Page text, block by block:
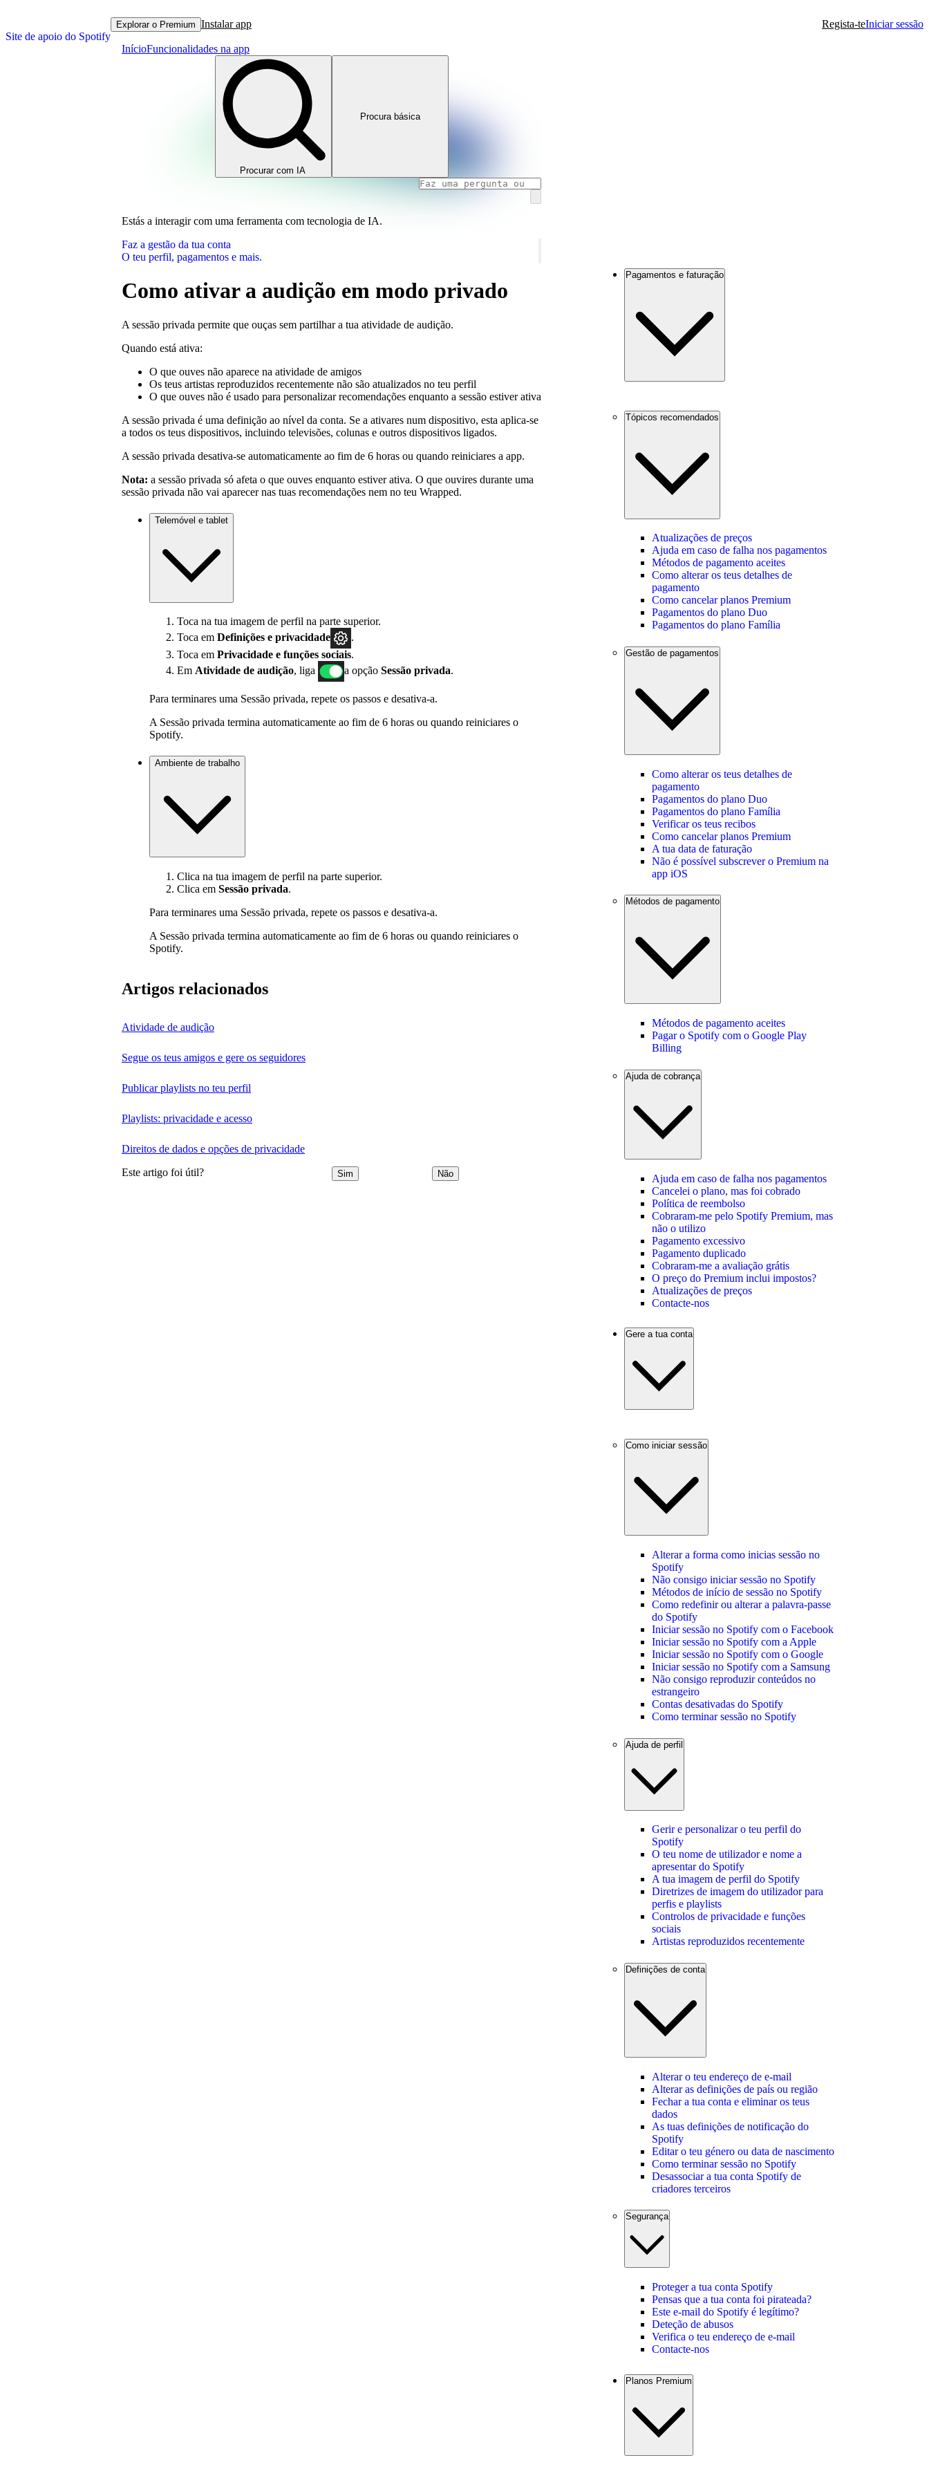
Site de apoio do Spotify
Explorar o Premium Instalar app Regista-teIniciar sessão
InícioFuncionalidades na app
Procurar com IA
Procura básica
Estás a interagir com uma ferramenta com tecnologia de IA.
Faz a gestão da tua conta
O teu perfil, pagamentos e mais.
Como ativar a audição em modo privado
A sessão privada permite que ouças sem partilhar a tua atividade de audição.
Quando está ativa:
O que ouves não aparece na atividade de amigos
Os teus artistas reproduzidos recentemente não são atualizados no teu perfil
O que ouves não é usado para personalizar recomendações enquanto a sessão estiver ativa
A sessão privada é uma definição ao nível da conta. Se a ativares num dispositivo, esta aplica-se
a todos os teus dispositivos, incluindo televisões, colunas e outros dispositivos ligados.
A sessão privada desativa-se automaticamente ao fim de 6 horas ou quando reiniciares a app.
Nota: a sessão privada só afeta o que ouves enquanto estiver ativa. O que ouvires durante uma
sessão privada não vai aparecer nas tuas recomendações nem no teu Wrapped.
Telemóvel e tablet
Toca na tua imagem de perfil na parte superior.
Toca em Definições e privacidade
.
Toca em Privacidade e funções sociais.
Em Atividade de audição, liga a opção Sessão privada.
Para terminares uma Sessão privada, repete os passos e desativa-a.
A Sessão privada termina automaticamente ao fim de 6 horas ou quando reiniciares o
Spotify.
Ambiente de trabalho
Clica na tua imagem de perfil na parte superior.
Clica em Sessão privada.
Para terminares uma Sessão privada, repete os passos e desativa-a.
A Sessão privada termina automaticamente ao fim de 6 horas ou quando reiniciares o
Spotify.
Artigos relacionados
Atividade de audição
Segue os teus amigos e gere os seguidores
Publicar playlists no teu perfil
Playlists: privacidade e acesso
Direitos de dados e opções de privacidade
Este artigo foi útil? Sim Não
Pagamentos e faturação
Tópicos recomendados
Atualizações de preços
Ajuda em caso de falha nos pagamentos
Métodos de pagamento aceites
Como alterar os teus detalhes de
pagamento
Como cancelar planos Premium
Pagamentos do plano Duo
Pagamentos do plano Família
Gestão de pagamentos
Como alterar os teus detalhes de
pagamento
Pagamentos do plano Duo
Pagamentos do plano Família
Verificar os teus recibos
Como cancelar planos Premium
A tua data de faturação
Não é possível subscrever o Premium na
app iOS
Métodos de pagamento
Métodos de pagamento aceites
Pagar o Spotify com o Google Play
Billing
Ajuda de cobrança
Ajuda em caso de falha nos pagamentos
Cancelei o plano, mas foi cobrado
Política de reembolso
Cobraram-me pelo Spotify Premium, mas
não o utilizo
Pagamento excessivo
Pagamento duplicado
Cobraram-me a avaliação grátis
O preço do Premium inclui impostos?
Atualizações de preços
Contacte-nos
Gere a tua conta
Como iniciar sessão
Alterar a forma como inicias sessão no
Spotify
Não consigo iniciar sessão no Spotify
Métodos de início de sessão no Spotify
Como redefinir ou alterar a palavra-passe
do Spotify
Iniciar sessão no Spotify com o Facebook
Iniciar sessão no Spotify com a Apple
Iniciar sessão no Spotify com o Google
Iniciar sessão no Spotify com a Samsung
Não consigo reproduzir conteúdos no
estrangeiro
Contas desativadas do Spotify
Como terminar sessão no Spotify
Ajuda de perfil
Gerir e personalizar o teu perfil do
Spotify
O teu nome de utilizador e nome a
apresentar do Spotify
A tua imagem de perfil do Spotify
Diretrizes de imagem do utilizador para
perfis e playlists
Controlos de privacidade e funções
sociais
Artistas reproduzidos recentemente
Definições de conta
Alterar o teu endereço de e-mail
Alterar as definições de país ou região
Fechar a tua conta e eliminar os teus
dados
As tuas definições de notificação do
Spotify
Editar o teu género ou data de nascimento
Como terminar sessão no Spotify
Desassociar a tua conta Spotify de
criadores terceiros
Segurança
Proteger a tua conta Spotify
Pensas que a tua conta foi pirateada?
Este e-mail do Spotify é legítimo?
Deteção de abusos
Verifica o teu endereço de e-mail
Contacte-nos
Planos Premium